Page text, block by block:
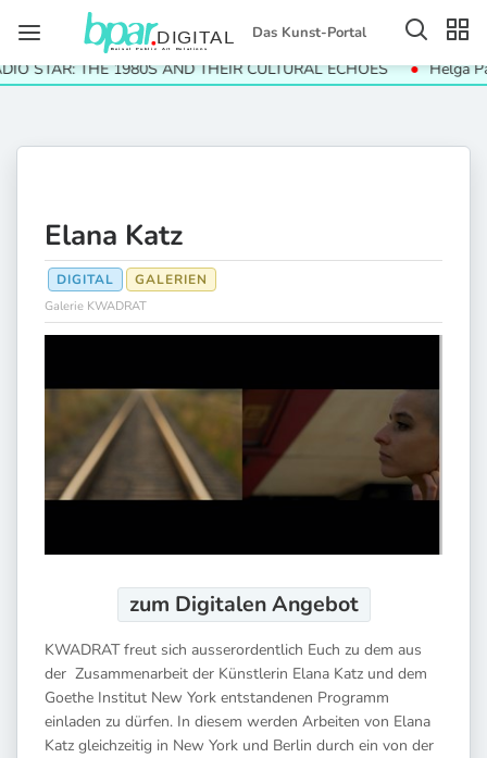
Das Kunst-Portal
THE 1980S AND THEIR CULTURAL ECHOES Helga Paris.
Elana Katz
DIGITAL GALERIEN
Galerie KWADRAT
zum DigitalenAngebot
KWADRAT freut sich ausserordentlich Euch zu dem aus
der Zusammenarbeit der Künstlerin Elana Katz und dem
Goethe Institut New York entstandenen Programm
einladen zu dürfen. In diesem werden Arbeiten von Elana
Katz gleichzeitig in New York und Berlin durch ein von der